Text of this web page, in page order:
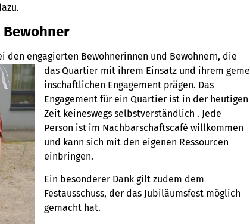
den engagierten Bewohnerinnen und Bewohnern, die
das Quartier mit ihrem Einsatz und ihrem geme
inschaftlichen Engagement prägen. Das
Engagement für ein Quartier ist in der heutigen
Zeit keineswegs selbstverständlich . Jede
Person ist im Nachbarschaftscafé willkommen
und kann sich mit den eigenen Ressourcen
einbringen.
Ein besonderer Dank gilt zudem dem
Festausschuss, der das Jubiläumsfest möglich
gemacht hat.